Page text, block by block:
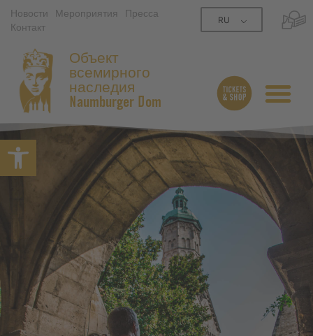
Открытая панель
Новости Мероприятия
Пресса
Контакт
RU
Объект
всемирного
наследия
Naumburger Dom